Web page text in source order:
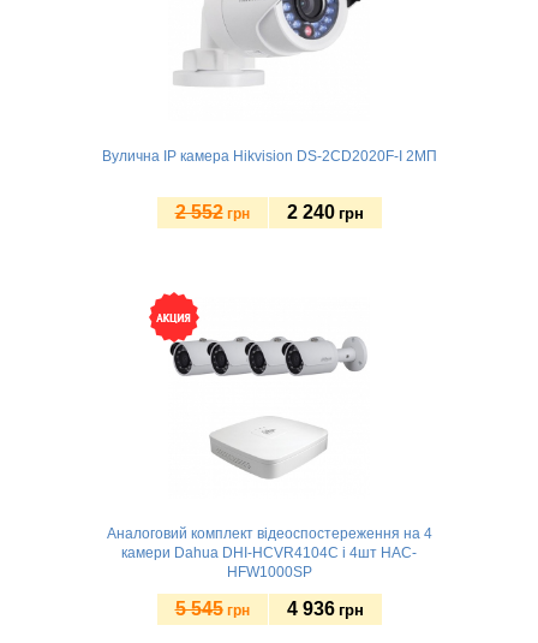
Вулична IP камера Hikvision DS-2CD2020F-I 2МП
2 552 грн 2 240 грн
Аналоговий комплект відеоспостереження на 4
камери Dahua DHI-HCVR4104C і 4шт HAC-
HFW1000SP
5 545 грн 4 936 грн